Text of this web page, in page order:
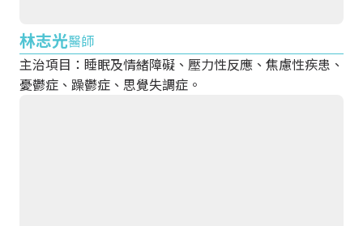
林志光醫師
主治項目：睡眠及情緒障礙、壓力性反應、焦慮性疾患、
憂鬱症、躁鬱症、思覺失調症。